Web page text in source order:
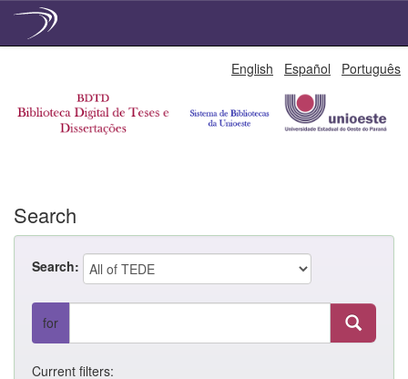
English Español Português
Search
Search:
for
Current filters: